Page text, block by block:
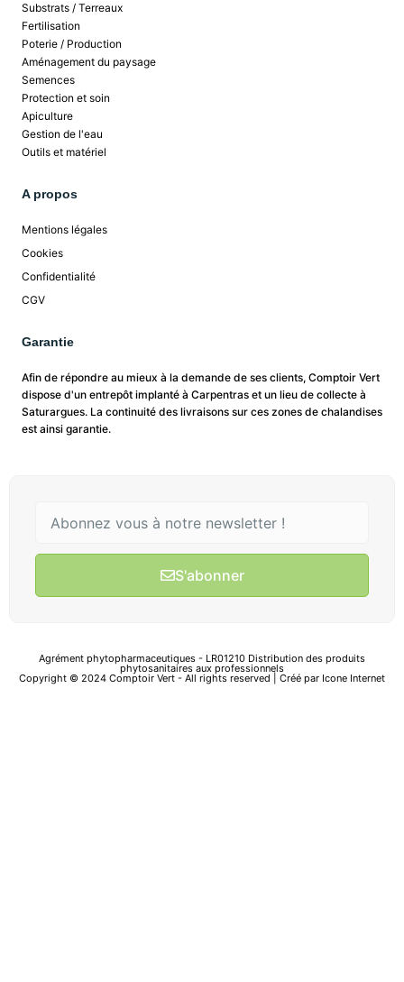
Substrats / Terreaux
Fertilisation
Poterie / Production
Aménagement du paysage
Semences
Protection et soin
Apiculture
Gestion de l'eau
Outils et matériel
A propos
Mentions légales
Cookies
Confidentialité
CGV
Garantie
Afin de répondre au mieux à la demande de ses clients, Comptoir Vert
dispose d'un entrepôt implanté à Carpentras et un lieu de collecte à
Saturargues. La continuité des livraisons sur ces zones de chalandises
est ainsi garantie.
S'abonner
Agrément phytopharmaceutiques - LR01210 Distribution des produits
phytosanitaires aux professionnels
Copyright © 2024 Comptoir Vert - All rights reserved | Créé par Icone Internet